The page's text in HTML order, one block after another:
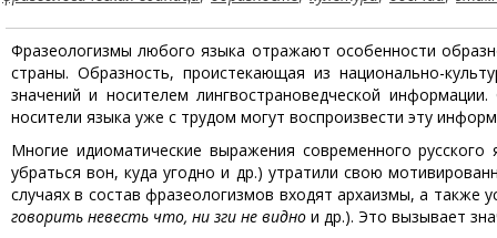
Фразеологизмы любого языка отражают особенности
страны. Образность, проистекающая из национально-
значений и носителем лингвострановедческой
носители языка уже с трудом могут воспроизвести эту
Многие идиоматические выражения современного русского
убраться вон, куда угодно и др.) утратили свою
случаях в состав фразеологизмов входят архаизмы, а
говорить невесть что, ни зги не видно и др.). Это вызывает